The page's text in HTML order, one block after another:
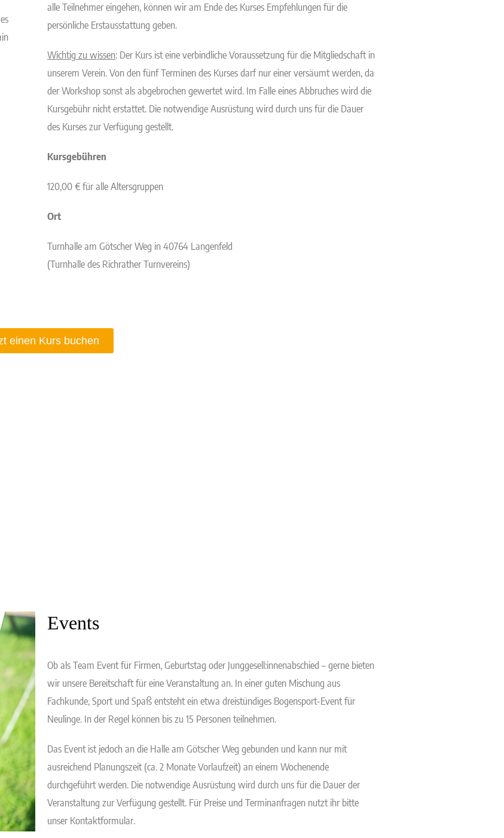
alle Teilnehmer eingehen, können wir am Ende des Kurses Empfehlungen für die
persönliche Erstausstattung geben.
Wichtig zu wissen: Der Kurs ist eine verbindliche Voraussetzung für die Mitgliedschaft in
unserem Verein. Von den fünf Terminen des Kurses darf nur einer versäumt werden, da
der Workshop sonst als abgebrochen gewertet wird. Im Falle eines Abbruches wird die
Kursgebühr nicht erstattet. Die notwendige Ausrüstung wird durch uns für die Dauer
des Kurses zur Verfügung gestellt.
Kursgebühren
120,00 € für alle Altersgruppen
Ort
Turnhalle am Götscher Weg in 40764 Langenfeld
(Turnhalle des Richrather Turnvereins)
einen Kurs buchen
Events
Ob als Team Event für Firmen, Geburtstag oder Junggesell:innenabschied – gerne bieten
wir unsere Bereitschaft für eine Veranstaltung an. In einer guten Mischung aus
Fachkunde, Sport und Spaß entsteht ein etwa dreistündiges Bogensport-Event für
Neulinge. In der Regel können bis zu 15 Personen teilnehmen.
Das Event ist jedoch an die Halle am Götscher Weg gebunden und kann nur mit
ausreichend Planungszeit (ca. 2 Monate Vorlaufzeit) an einem Wochenende
durchgeführt werden. Die notwendige Ausrüstung wird durch uns für die Dauer der
Veranstaltung zur Verfügung gestellt. Für Preise und Terminanfragen nutzt ihr bitte
unser Kontaktformular.